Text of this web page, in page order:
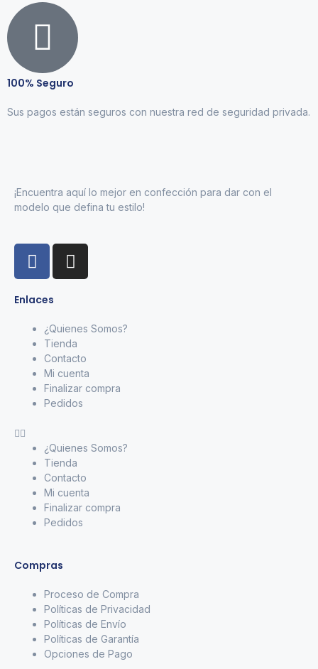
100% Seguro
Sus pagos están seguros con nuestra red de seguridad privada.
¡Encuentra aquí lo mejor en confección para dar con el
modelo que defina tu estilo!
Enlaces
¿Quienes Somos?
Tienda
Contacto
Mi cuenta
Finalizar compra
Pedidos
¿Quienes Somos?
Tienda
Contacto
Mi cuenta
Finalizar compra
Pedidos
Compras
Proceso de Compra
Políticas de Privacidad
Políticas de Envío
Políticas de Garantía
Opciones de Pago